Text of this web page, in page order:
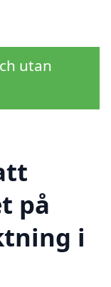
utan
på
i